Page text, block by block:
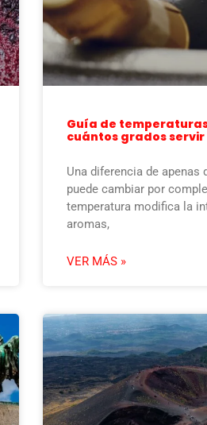
Guía de
cuántos grados
Una diferencia de apenas
puede cambiar por
temperatura modifica la
aromas,
VER MÁS »